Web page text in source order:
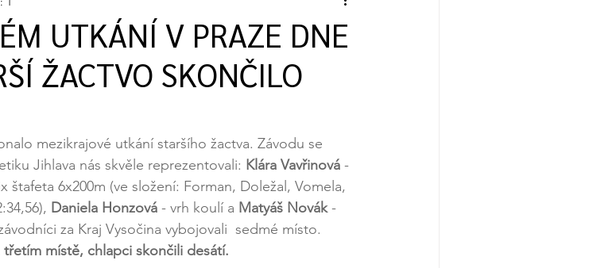
UTKÁNÍ V PRAZE DNE
ŽACTVO SKONČILO
mezikrajové utkání staršího žactva. Závodu se
Jihlava nás skvěle reprezentovali: Klára Vavřinová -
štafeta 6x200m (ve složení: Forman, Doležal, Vomela,
Daniela Honzová - vrh koulí a Matyáš Novák -
za Kraj Vysočina vybojovali  sedmé místo.
místě, chlapci skončili desátí.